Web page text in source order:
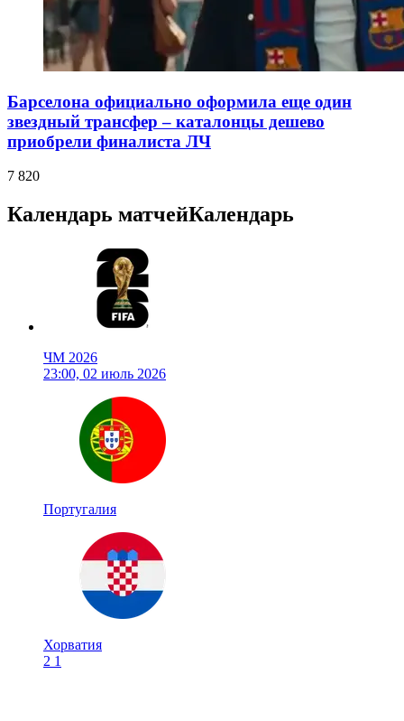
Барселона официально оформила еще один
звездный трансфер – каталонцы дешево
приобрели финалиста ЛЧ
7 820
Календарь матчейКалендарь
ЧМ 2026
23:00, 02 июль 2026
Португалия
Хорватия
2 1